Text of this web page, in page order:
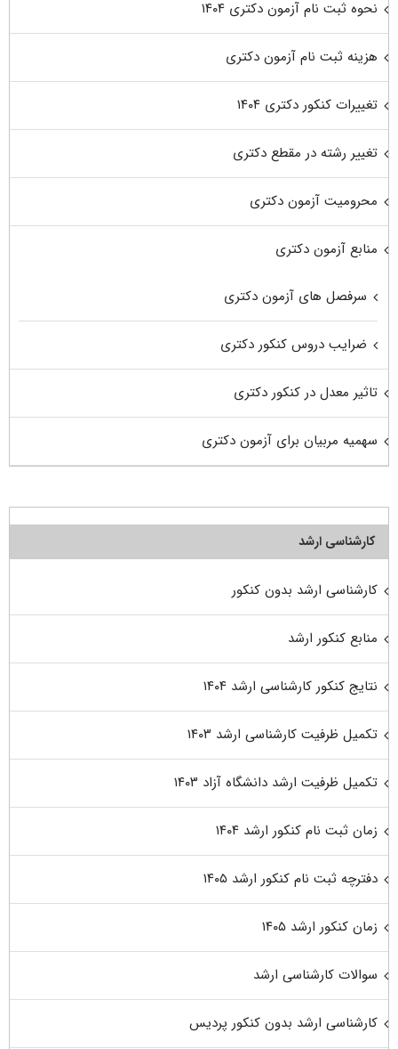
نحوه ثبت نام آزمون دکتری ۱۴۰۴
هزینه ثبت نام آزمون دکتری
تغییرات کنکور دکتری ۱۴۰۴
تغییر رشته در مقطع دکتری
محرومیت آزمون دکتری
منابع آزمون دکتری
سرفصل های آزمون دکتری
ضرایب دروس کنکور دکتری
تاثیر معدل در کنکور دکتری
سهمیه مربیان برای آزمون دکتری
کارشناسی ارشد
کارشناسی ارشد بدون کنکور
منابع کنکور ارشد
نتایج کنکور کارشناسی ارشد ۱۴۰۴
تکمیل ظرفیت کارشناسی ارشد ۱۴۰۳
تکمیل ظرفیت ارشد دانشگاه آزاد ۱۴۰۳
زمان ثبت نام کنکور ارشد ۱۴۰۴
دفترچه ثبت نام کنکور ارشد ۱۴۰۵
زمان کنکور ارشد ۱۴۰۵
سوالات کارشناسی ارشد
کارشناسی ارشد بدون کنکور پردیس